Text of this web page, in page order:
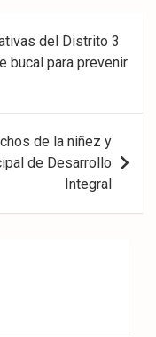
del Distrito 3
bucal para prevenir
de la niñez y
de Desarrollo
Integral